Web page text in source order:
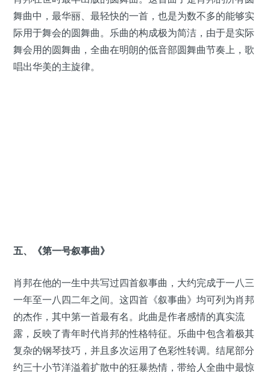
舞曲中，最华丽、最轻快的一首，也是为数不多的能够实
际用于舞会的圆舞曲。乐曲的构成极为简洁，由于是实际
舞会用的圆舞曲，全曲在明朗的低音部圆舞曲节奏上，歌
唱出华美的主旋律。
五、《第一号叙事曲》
肖邦在他的一生中共写过四首叙事曲，大约完成于一八三
一年至一八四二年之间。这四首《叙事曲》均可列为肖邦
的杰作，其中第一首最有名。此曲是作者感情的真实流
露，反映了青年时代肖邦的性格特征。乐曲中包含着极其
复杂的钢琴技巧，并且多次运用了色彩性转调。结尾部分
约三十小节洋溢着扩散中的狂暴热情，带给人全曲中最惊